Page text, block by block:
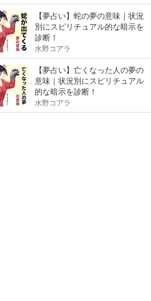
【夢占い】蛇の夢の意味｜状況
別にスピリチュアル的な暗示を
診断！
水野コアラ
【夢占い】亡くなった人の夢の
意味｜状況別にスピリチュアル
的な暗示を診断！
水野コアラ